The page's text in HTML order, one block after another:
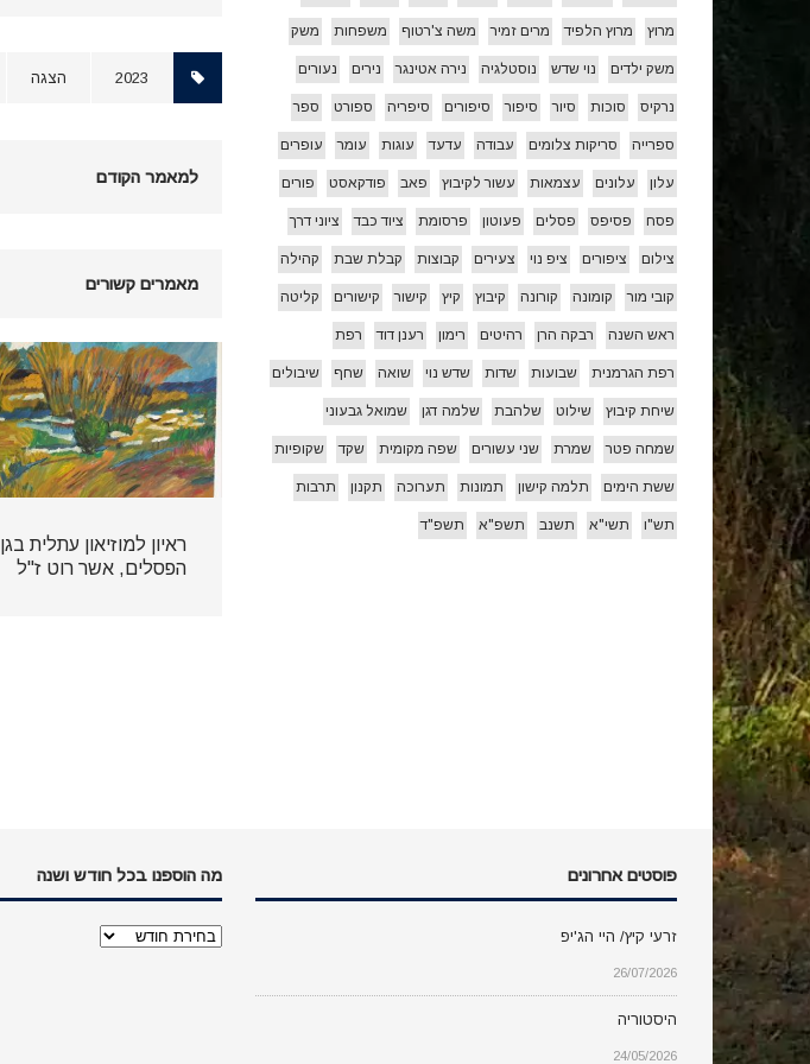
2023 הצגה
למאמר הקודם
מאמרים קשורים
ראיון למוזיאון עתלית בגן
הפסלים, אשר רוט ז"ל
מרוץ מרוץ הלפיד מרים זמיר משה צ'רטוף משפחות משק
משק ילדים נוי שדש נוסטלגיה נירה אטינגר נירים נעורים
נרקיס סוכות סיור סיפור סיפורים סיפריה ספורט ספר
ספרייה סריקות צלומים עבודה עדעד עוגות עומר עופרים
עלון עלונים עצמאות עשור לקיבוץ פאב פודקאסט פורים
פסח פסיפס פסלים פעוטון פרסומת ציוד כבד ציוני דרך
צילום ציפורים ציפ נוי צעירים קבוצות קבלת שבת קהילה
קובי מור קומונה קורונה קיבוץ קיץ קישור קישורים קליטה
ראש השנה רבקה הרן רהיטים רימון רענן דוד רפת
רפת הגרמנית שבועות שדות שדש נוי שואה שחף שיבולים
שיחת קיבוץ שילוט שלהבת שלמה דגן שמואל גבעוני
שמחה פטר שמרת שני עשורים שפה מקומית שקד שקופיות
ששת הימים תלמה קישון תמונות תערוכה תקנון תרבות
תש"ו תשי"א תשנב תשפ"א תשפ"ד
פוסטים אחרונים
זרעי קיץ/ היי הג'יפ
26/07/2026
היסטוריה
24/05/2026
מה הוספנו בכל חודש ושנה
מה